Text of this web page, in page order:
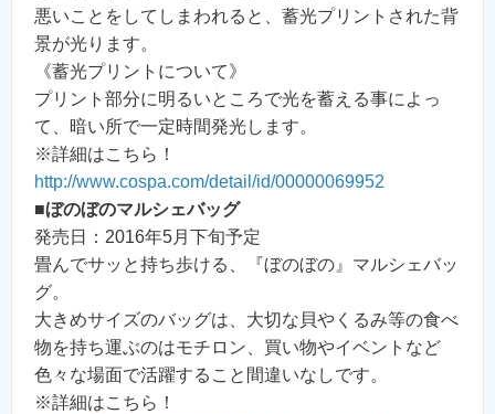
悪いことをしてしまわれると、蓄光プリントされた背
景が光ります。
《蓄光プリントについて》
プリント部分に明るいところで光を蓄える事によっ
て、暗い所で一定時間発光します。
※詳細はこちら！
http://www.cospa.com/detail/id/00000069952
■ぼのぼのマルシェバッグ
発売日：2016年5月下旬予定
畳んでサッと持ち歩ける、『ぼのぼの』マルシェバッ
グ。
大きめサイズのバッグは、大切な貝やくるみ等の食べ
物を持ち運ぶのはモチロン、買い物やイベントなど
色々な場面で活躍すること間違いなしです。
※詳細はこちら！